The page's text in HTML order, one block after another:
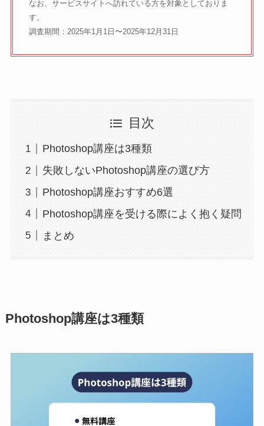
なお、サービスサイトへ訪れている方を対象としておりま
す。
調査期間：2025年1月1日〜2025年12月31日
目次
Photoshop講座は3種類
失敗しないPhotoshop講座の選び方
Photoshop講座おすすめ6選
Photoshop講座を受ける際によく抱く疑問
まとめ
Photoshop講座は3種類